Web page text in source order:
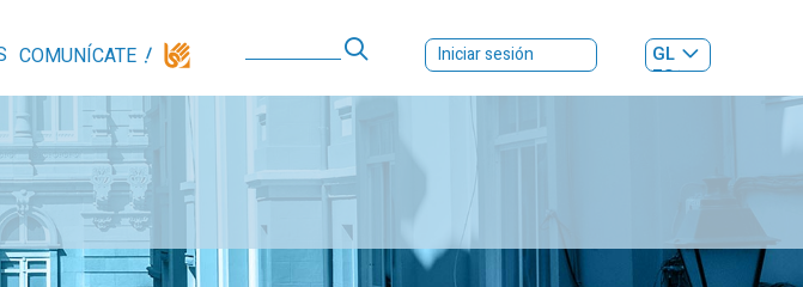
COMUNÍCATE Iniciar sesión
GL
ES|